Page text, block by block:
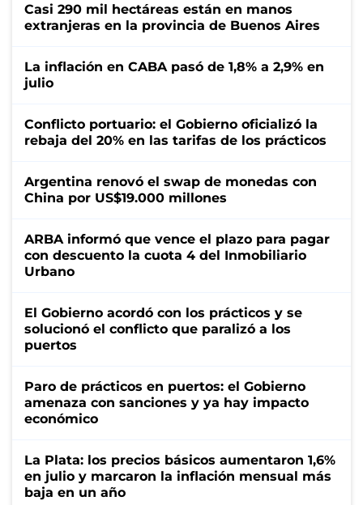
Casi 290 mil hectáreas están en manos
extranjeras en la provincia de Buenos Aires
La inflación en CABA pasó de 1,8% a 2,9% en
julio
Conflicto portuario: el Gobierno oficializó la
rebaja del 20% en las tarifas de los prácticos
Argentina renovó el swap de monedas con
China por US$19.000 millones
ARBA informó que vence el plazo para pagar
con descuento la cuota 4 del Inmobiliario
Urbano
El Gobierno acordó con los prácticos y se
solucionó el conflicto que paralizó a los
puertos
Paro de prácticos en puertos: el Gobierno
amenaza con sanciones y ya hay impacto
económico
La Plata: los precios básicos aumentaron 1,6%
en julio y marcaron la inflación mensual más
baja en un año